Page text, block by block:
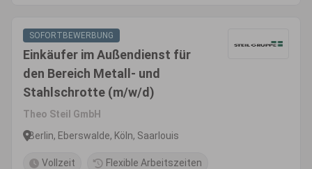
SOFORTBEWERBUNG
Einkäufer im Außendienst für
den Bereich Metall- und
Stahlschrotte (m/w/d)
Theo Steil GmbH
Berlin, Eberswalde, Köln, Saarlouis
Vollzeit Flexible Arbeitszeiten